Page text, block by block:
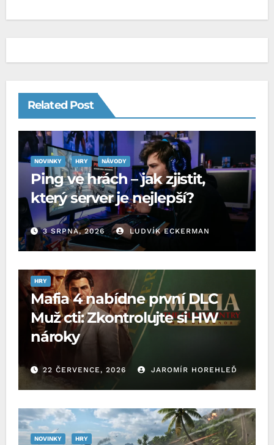
Related Post
NOVINKY HRY NÁVODY
Ping ve hrách – jak zjistit,
který server je nejlepší?
3 SRPNA, 2026 LUDVÍK ECKERMAN
HRY
Mafia 4 nabídne první DLC
Muž cti: Zkontrolujte si HW
nároky
22 ČERVENCE, 2026 JAROMÍR HOREHLEĎ
NOVINKY HRY